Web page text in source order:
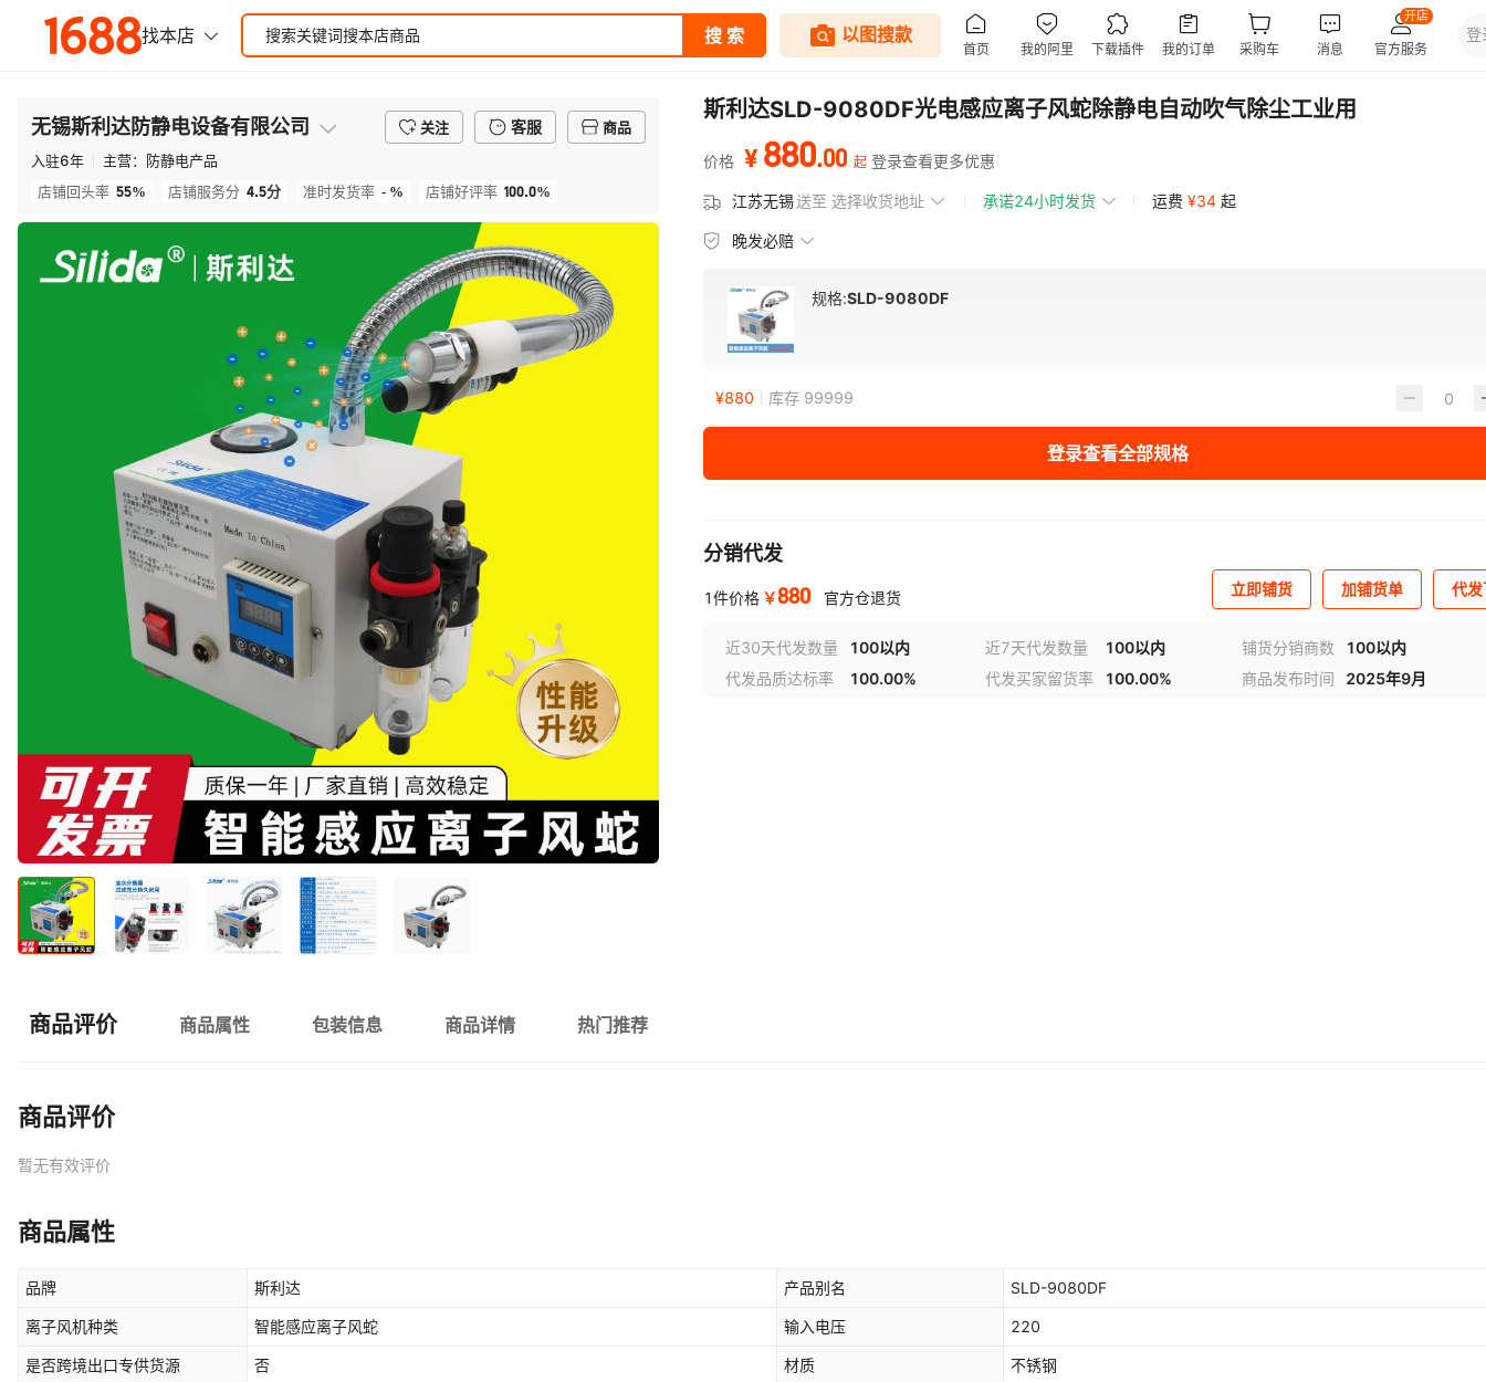
无锡斯利达防静电设备有限公司 关注 客服
商品
入驻6年 主营：
防静电产品
店铺回头率 55% 店铺服务分 4.5分 准时发货率 - % 店铺好评率 100.0%
斯利达SLD-9080DF光电感应离子风蛇除静电自动吹气除尘工业用
价格 ¥ 880.00 起 登录查看更多优惠
江苏无锡送至 选择收货地址 承诺24小时发货 运费 ¥34 起
晚发必赔
规格:SLD-9080DF
¥880 库存 99999
登录查看全部规格
分销代发
1件价格 ￥880 官方仓退货 立即铺货 加铺货单 代
近30天代发数量 100以内 近7天代发数量 100以内 铺货分销商数
100以内
代发品质达标率
100.00% 代发买家留货率 100.00% 商品发布时间 2025年9月
商品评价 商品属性 包装信息 商品详情 热门推荐
商品评价
暂无有效评价
商品属性
品牌 斯利达 产品别名 SLD-9080DF
离子风机种类 智能感应离子风蛇 输入电压 220
是否跨境出口专供货源 否 材质 不锈钢